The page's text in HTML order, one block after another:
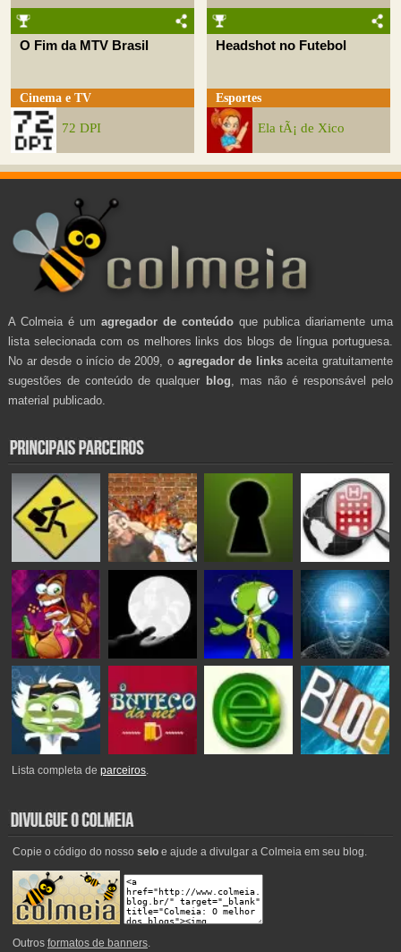
O Fim da MTV Brasil
Cinema e TV
72 DPI
Headshot no Futebol
Esportes
Ela tÃ¡ de Xico
A Colmeia é um agregador de conteúdo que publica diariamente uma
lista selecionada com os melhores links dos blogs de língua portuguesa.
No ar desde o início de 2009, o agregador de linksaceita gratuitamente
sugestões de conteúdo de qualquer blog , mas não é responsável pelo
material publicado.
Lista completa deparceiros.
Copie o código do nosso seloe ajude a divulgar a Colmeia em seu blog.
Outros formatos de banners.